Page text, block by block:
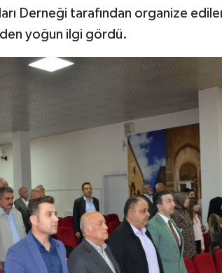
Derneği tarafından organize
yoğun ilgi gördü.